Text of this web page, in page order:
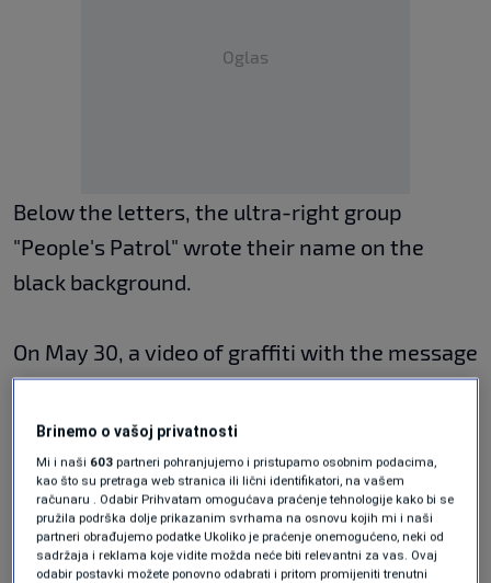
Oglas
Below the letters, the ultra-right group
"People's Patrol" wrote their name on the
black background.
On May 30, a video of graffiti with the message
"We remember, we pray. Many others should
be ashamed" was published on the Telegram
channel of this unregistered organization.
The graffiti appeared after the United Nations
adopted a Resolution declaring July 11 as the
Brinemo o vašoj privatnosti
Mi i naši 603 partneri pohranjujemo i pristupamo osobnim podacima,
kao što su pretraga web stranica ili lični identifikatori, na vašem
računaru . Odabir Prihvatam omogućava praćenje tehnologije kako bi se
pružila podrška dolje prikazanim svrhama na osnovu kojih mi i naši
partneri obrađujemo podatke Ukoliko je praćenje onemogućeno, neki od
sadržaja i reklama koje vidite možda neće biti relevantni za vas. Ovaj
odabir postavki možete ponovno odabrati i pritom promijeniti trenutni